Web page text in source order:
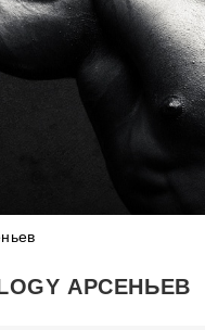
АРСЕНЬЕВ